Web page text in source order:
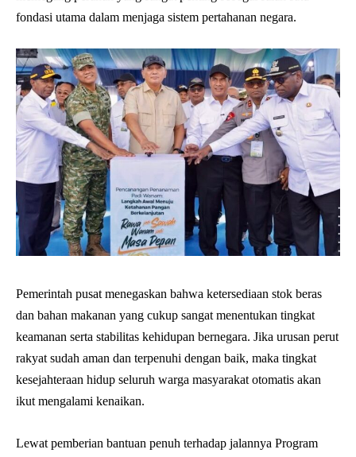
fondasi utama dalam menjaga sistem pertahanan negara.
Pemerintah pusat menegaskan bahwa ketersediaan stok beras
dan bahan makanan yang cukup sangat menentukan tingkat
keamanan serta stabilitas kehidupan bernegara. Jika urusan perut
rakyat sudah aman dan terpenuhi dengan baik, maka tingkat
kesejahteraan hidup seluruh warga masyarakat otomatis akan
ikut mengalami kenaikan.
Lewat pemberian bantuan penuh terhadap jalannya Program